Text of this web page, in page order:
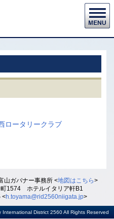
ロータリークラブ
山ガバナー事務所 <地図はこちら>
1574 ホテルイタリア軒B1
<h.toyama@rid2560niigata.jp>
District 2560 All Rights Reserved